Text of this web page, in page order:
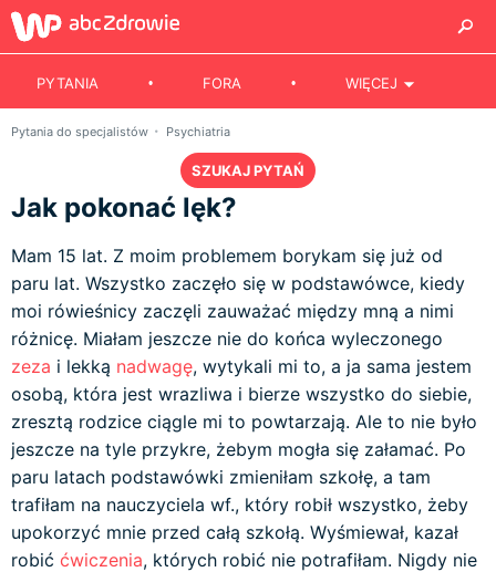
PYTANIA FORA WIĘCEJ
Pytania do specjalistów Psychiatria
SZUKAJ PYTAŃ
Jak pokonać lęk?
Mam 15 lat. Z moim problemem borykam się już od
paru lat. Wszystko zaczęło się w podstawówce, kiedy
moi rówieśnicy zaczęli zauważać między mną a nimi
różnicę. Miałam jeszcze nie do końca wyleczonego
zeza i lekką nadwagę, wytykali mi to, a ja sama jestem
osobą, która jest wrazliwa i bierze wszystko do siebie,
zresztą rodzice ciągle mi to powtarzają. Ale to nie było
jeszcze na tyle przykre, żebym mogła się załamać. Po
paru latach podstawówki zmieniłam szkołę, a tam
trafiłam na nauczyciela wf., który robił wszystko, żeby
upokorzyć mnie przed całą szkołą. Wyśmiewał, kazał
robić ćwiczenia, których robić nie potrafiłam. Nigdy nie